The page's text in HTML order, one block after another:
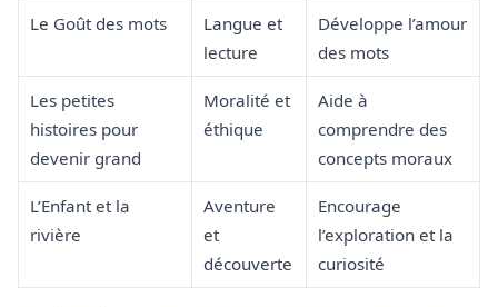
Le Goût des mots
Langue et
lecture
Développe l’amour
des mots
Les petites
histoires pour
devenir grand
Moralité et
éthique
Aide à
comprendre des
concepts moraux
L’Enfant et la
rivière
Aventure
et
découverte
Encourage
l’exploration et la
curiosité